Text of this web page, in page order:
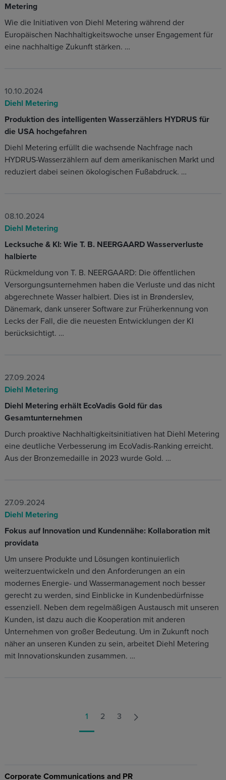
Metering
Wie die Initiativen von Diehl Metering während der
Europäischen Nachhaltigkeitswoche unser Engagement für
eine nachhaltige Zukunft stärken. …
10.10.2024
Diehl Metering
Produktion des intelligenten Wasserzählers HYDRUS für
die USA hochgefahren
Diehl Metering erfüllt die wachsende Nachfrage nach
HYDRUS-Wasserzählern auf dem amerikanischen Markt und
reduziert dabei seinen ökologischen Fußabdruck. …
08.10.2024
Diehl Metering
Lecksuche & KI: Wie T. B. NEERGAARD Wasserverluste
halbierte
Rückmeldung von T. B. NEERGAARD: Die öffentlichen
Versorgungsunternehmen haben die Verluste und das nicht
abgerechnete Wasser halbiert. Dies ist in Brønderslev,
Dänemark, dank unserer Software zur Früherkennung von
Lecks der Fall, die die neuesten Entwicklungen der KI
berücksichtigt. …
27.09.2024
Diehl Metering
Diehl Metering erhält EcoVadis Gold für das
Gesamtunternehmen
Durch proaktive Nachhaltigkeitsinitiativen hat Diehl Metering
eine deutliche Verbesserung im EcoVadis-Ranking erreicht.
Aus der Bronzemedaille in 2023 wurde Gold. …
27.09.2024
Diehl Metering
Fokus auf Innovation und Kundennähe: Kollaboration mit
providata
Um unsere Produkte und Lösungen kontinuierlich
weiterzuentwickeln und den Anforderungen an ein
modernes Energie- und Wassermanagement noch besser
gerecht zu werden, sind Einblicke in Kundenbedürfnisse
essenziell. Neben dem regelmäßigen Austausch mit unseren
Kunden, ist dazu auch die Kooperation mit anderen
Unternehmen von großer Bedeutung. Um in Zukunft noch
näher an unseren Kunden zu sein, arbeitet Diehl Metering
mit Innovationskunden zusammen. …
1 2 3
Corporate Communications and PR